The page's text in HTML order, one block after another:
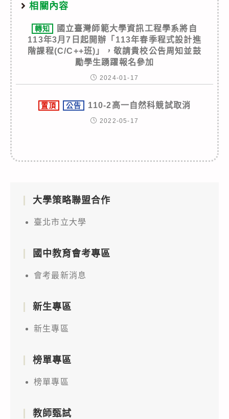
相關內容
轉知
國立臺灣師範大學資訊工程學系將自
113年3月7日起開辦「113年春季程式設計進
階課程(C/C++班)」，敬請貴校公告周知並鼓
勵學生踴躍報名參加
2024-01-17
置頂 公告 110-2高一自然科競試取消
2022-05-17
大學策略聯盟合作
臺北市立大學
國中教育會考專區
會考最新消息
新生專區
新生專區
榜單專區
榜單專區
教師甄試